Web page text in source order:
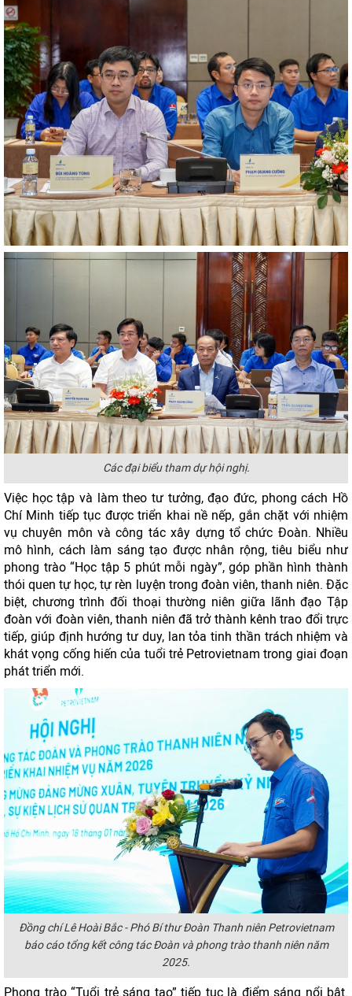
Các đại biểu tham dự hội nghị.
Việc học tập và làm theo tư tưởng, đạo đức, phong cách Hồ
Chí Minh tiếp tục được triển khai nề nếp, gắn chặt với nhiệm
vụ chuyên môn và công tác xây dựng tổ chức Đoàn. Nhiều
mô hình, cách làm sáng tạo được nhân rộng, tiêu biểu như
phong trào “Học tập 5 phút mỗi ngày”, góp phần hình thành
thói quen tự học, tự rèn luyện trong đoàn viên, thanh niên. Đặc
biệt, chương trình đối thoại thường niên giữa lãnh đạo Tập
đoàn với đoàn viên, thanh niên đã trở thành kênh trao đổi trực
tiếp, giúp định hướng tư duy, lan tỏa tinh thần trách nhiệm và
khát vọng cống hiến của tuổi trẻ Petrovietnam trong giai đoạn
phát triển mới.
Đồng chí Lê Hoài Bắc - Phó Bí thư Đoàn Thanh niên Petrovietnam
báo cáo tổng kết công tác Đoàn và phong trào thanh niên năm
2025.
Phong trào “Tuổi trẻ sáng tạo” tiếp tục là điểm sáng nổi bật.